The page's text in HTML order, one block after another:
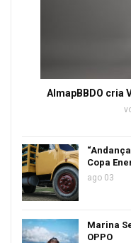
AlmapBBDO cria
Copa
ago 03
Marina
OPPO